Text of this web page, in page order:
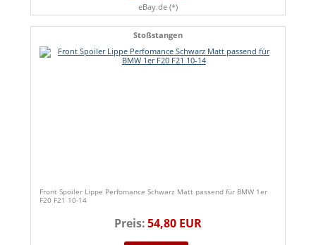
eBay.de (*)
Stoßstangen
Front Spoiler Lippe Perfomance Schwarz Matt passend für BMW 1er
F20 F21 10-14
Preis:54,80 EUR